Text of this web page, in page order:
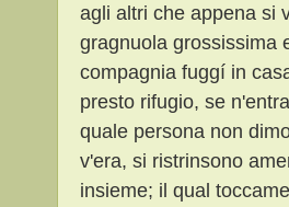
agli altri che appena si
gragnuola grossissima
compagnia fuggí in
presto rifugio, se
quale persona non
v'era, si ristrinsono
insieme; il qual